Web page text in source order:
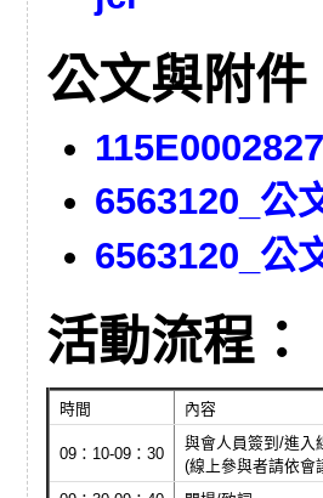
公文與附件
115E0002827
6563120_公
6563120_公
活動流程：
時間 內容
09：10-09：30
與會人員簽到/進入
(線上參與者請依會